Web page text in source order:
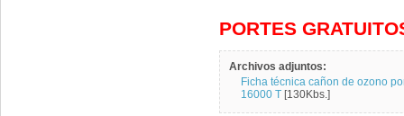
PORTES
Archivos adjuntos:
Ficha técnica cañon de ozono
16000 T [130Kbs.]